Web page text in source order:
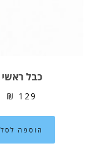
כבל ראשי
₪ 129
הוספה לסל